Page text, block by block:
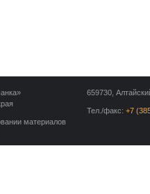
659730,
Тел./факс: +7
материалов